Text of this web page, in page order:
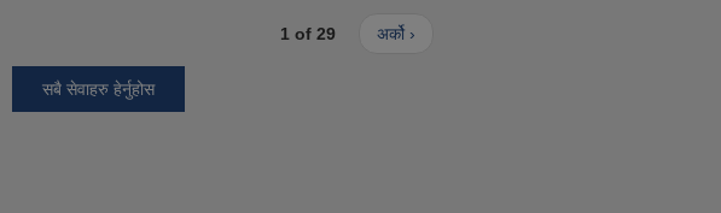
1 of 29 अर्को ›
सबै सेवाहरु हेर्नुहोस